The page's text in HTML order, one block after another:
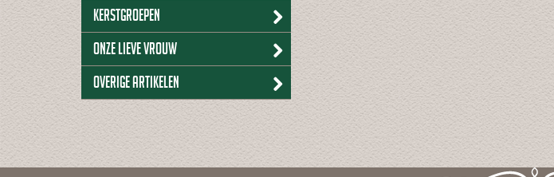
Kerstgroepen
Onze lieve vrouw
Overige artikelen